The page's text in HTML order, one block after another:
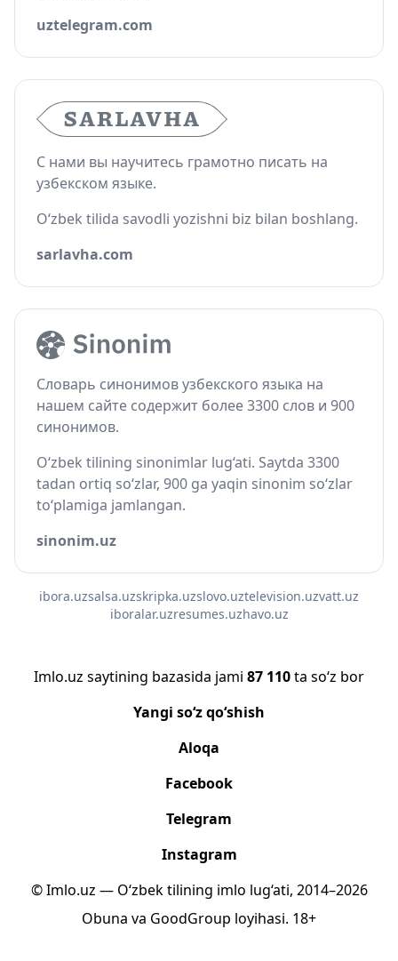
uztelegram.com
С нами вы научитесь грамотно писать на
узбекском языке.
O‘zbek tilida savodli yozishni biz bilan boshlang.
sarlavha.com
Словарь синонимов узбекского языка на
нашем сайте содержит более 3300 слов и 900
синонимов.
O‘zbek tilining sinonimlar lug‘ati. Saytda 3300
tadan ortiq so‘zlar, 900 ga yaqin sinonim so‘zlar
to‘plamiga jamlangan.
sinonim.uz
ibora.uzsalsa.uzskripka.uzslovo.uztelevision.uzvatt.uz
iboralar.uzresumes.uzhavo.uz
Imlo.uz saytining bazasida jami 87 110ta so‘z bor
Yangi so‘z qo‘shish
Aloqa
Facebook
Telegram
Instagram
© Imlo.uz — O‘zbek tilining imlo lug‘ati, 2014–2026
Obuna va GoodGroup loyihasi. 18+